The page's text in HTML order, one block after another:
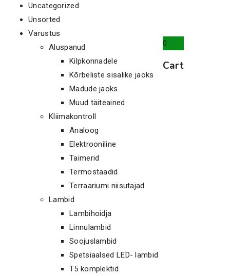
0
Cart
Uncategorized
Unsorted
Varustus
Aluspanud
Kilpkonnadele
Kõrbeliste sisalike jaoks
Madude jaoks
Muud täiteained
Kliimakontroll
Analoog
Elektrooniline
Taimerid
Termostaadid
Terraariumi niisutajad
Lambid
Lambihoidja
Linnulambid
Soojuslambid
Spetsiaalsed LED- lambid
T5 komplektid